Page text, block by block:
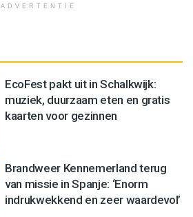
ADVERTENTIE
EcoFest pakt uit in Schalkwijk:
muziek, duurzaam eten en gratis
kaarten voor gezinnen
Brandweer Kennemerland terug
van missie in Spanje: ‘Enorm
indrukwekkend en zeer waardevol’